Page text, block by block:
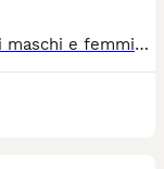
Allevamento con affisso enci disponibili maschi e femmine di alta genealogia, sani e corretti, socievoli pedigree importante